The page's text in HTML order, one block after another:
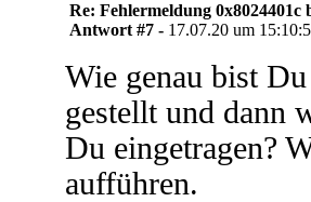
Re: Fehlermeldung 0x8024401c
Antwort #7 - 17.07.20 um
Wie genau bist
gestellt und dann
Du eingetragen?
aufführen.